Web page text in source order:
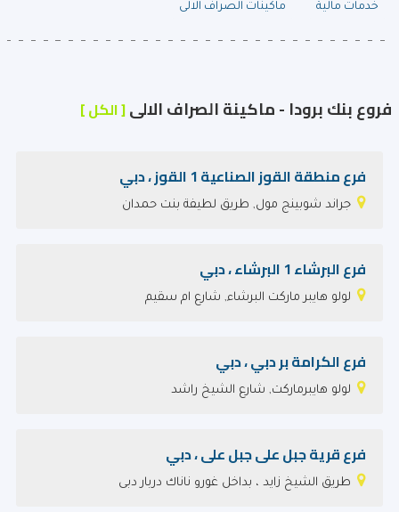
خدمات مالية ماكينات الصراف الالى
فروع بنك برودا - ماكينة الصراف الالى[ الكل ]
فرع منطقة القوز الصناعية 1 القوز ، دبي
جراند شوبينج مول, طريق لطيفة بنت حمدان
فرع البرشاء 1 البرشاء ، دبي
لولو هايبر ماركت البرشاء, شارع ام سقيم
فرع الكرامة بر دبي ، دبي
لولو هايبرماركت, شارع الشيخ راشد
فرع قرية جبل على جبل على ، دبي
طريق الشيخ زايد ، بداخل غورو ناناك دربار دبى